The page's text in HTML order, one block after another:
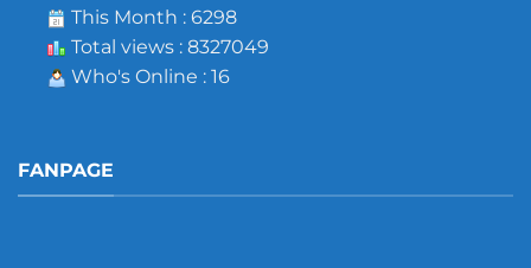
This Month : 6298
Total views : 8327049
Who's Online : 16
FANPAGE